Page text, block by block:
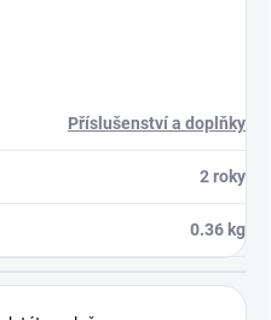
Příslušenství a doplňky
2 roky
0.36 kg